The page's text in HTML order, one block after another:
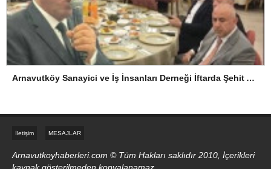
Arnavutköy Sanayici ve İş İnsanları Derneği İftarda Şehit Aileleriyle Buluştu
İletişim MESAJLAR
Arnavutkoyhaberleri.com © Tüm Hakları saklıdır 2010, İçerikleri